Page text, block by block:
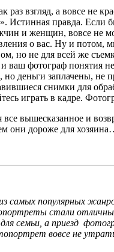
раз взгляд, а вовсе не
Истинная правда.
и женщин, вовсе не
о вас. Ну и потом,
но не для всей же
и ваш фотограф понятия
но деньги заплачены,
снимки для
играть в кадре.
вышесказанное и
они дороже для
самых популярных
стали отличным
семьи, а приезд
вовсе не